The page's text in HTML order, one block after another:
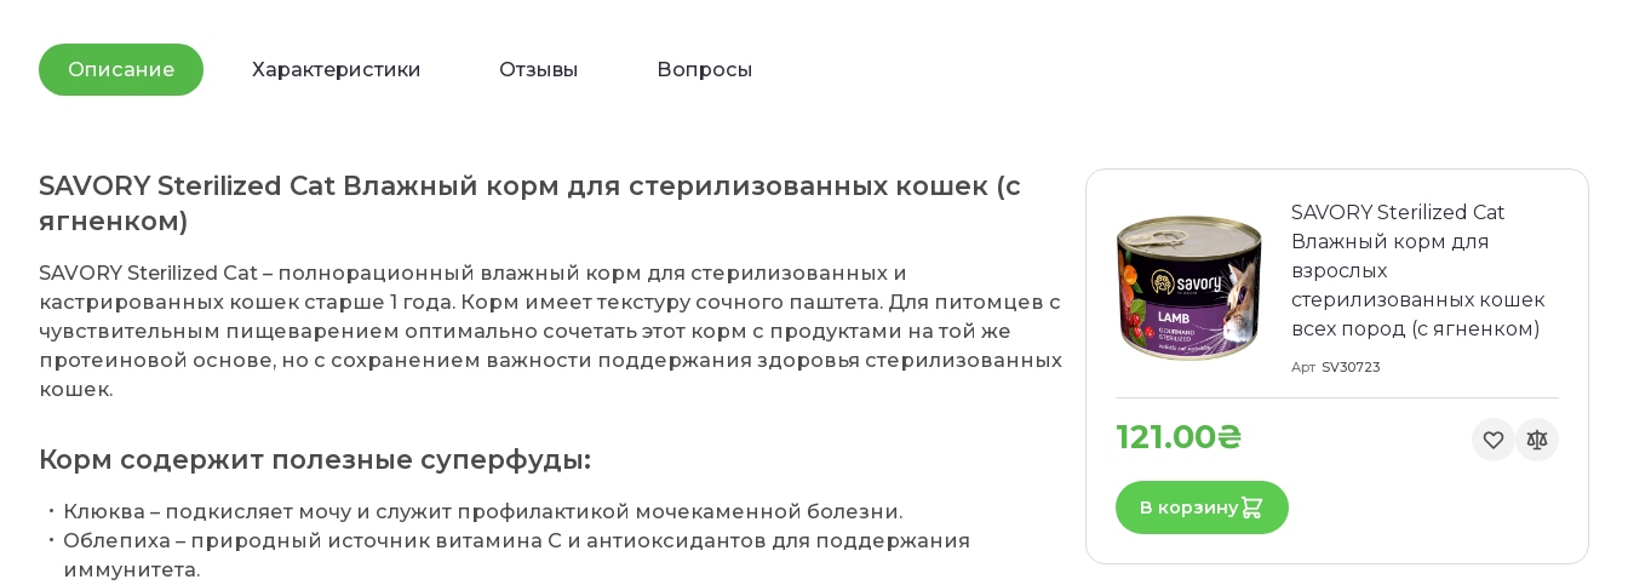
Описание Характеристики Отзывы Вопросы
SAVORY Sterilized Cat Влажный корм для стерилизованных кошек (с
ягненком)
SAVORY Sterilized Cat – полнорационный влажный корм для стерилизованных и
кастрированных кошек старше 1 года. Корм имеет текстуру сочного паштета. Для питомцев с
чувствительным пищеварением оптимально сочетать этот корм с продуктами на той же
протеиновой основе, но с сохранением важности поддержания здоровья стерилизованных
кошек.
Корм содержит полезные суперфуды:
Клюква – подкисляет мочу и служит профилактикой мочекаменной болезни.
Облепиха – природный источник витамина С и антиоксидантов для поддержания
иммунитета.
SAVORY Sterilized Cat
Влажный корм для
взрослых
стерилизованных кошек
всех пород (с ягненком)
Арт SV30723
121.00₴
В корзину